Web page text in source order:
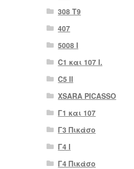
308 Τ9
407
5008 Ι
C1 και 107 I.
C5 II
XSARA PICASSO
Γ1 και 107
Γ3 Πικάσο
Γ4 Ι
Γ4 Πικάσο